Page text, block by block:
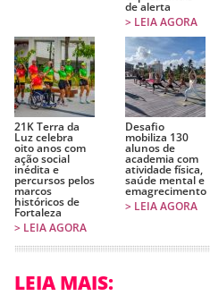
de alerta
> LEIA AGORA
21K Terra da
Luz celebra
oito anos com
ação social
inédita e
percursos pelos
marcos
históricos de
Fortaleza
> LEIA AGORA
Desafio
mobiliza 130
alunos de
academia com
atividade física,
saúde mental e
emagrecimento
> LEIA AGORA
LEIA MAIS: